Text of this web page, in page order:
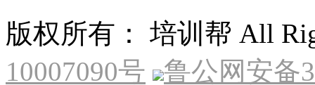
版权所有： 培训帮 All
10007090号
鲁公网安备